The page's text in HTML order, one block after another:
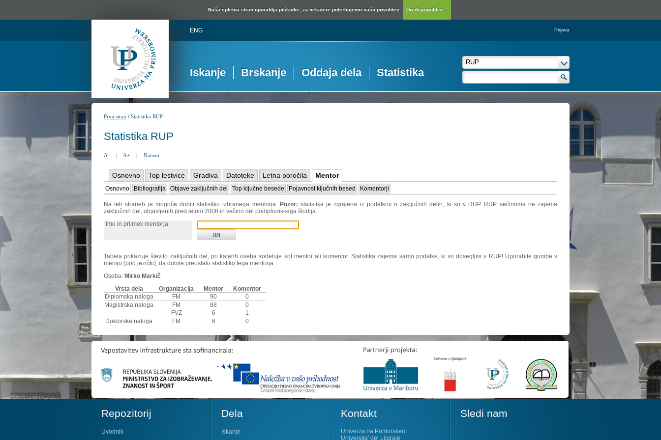
Naša spletna stran uporablja piškotke, za nekatere potrebujemo vašo privolitev. Uredi privolitev...
ENG Prijava
Iskanje Brskanje Oddaja dela Statistika
Prva stran /Statistika RUP
Statistika RUP
A- | A+ | Natisni
Osnovno Top lestvice Gradiva Datoteke Letna poročila Mentor
Osnovno Bibliografija Objave zaključnih del Top ključne besede Pojavnost ključnih besed Komentorji
Na teh straneh je mogoče dobiti statistiko izbranega mentorja. Pozor:statistika je zgrajena iz podatkov o zaključnih delih, ki so v RUP. RUP večinoma ne zajema
zaključnih del, objavljenih pred letom 2008 in večino del podiplomskega študija.
Ime in priimek mentorja:
Tabela prikazuje število zaključnih del, pri katerih oseba sodeluje kot mentor ali komentor. Statistika zajema samo podatke, ki so dosegljivi v RUP! Uporabite gumbe v
meniju (pod jezički), da dobite preostalo statistiko tega mentorja.
Oseba: Mirko Markič
Vrsta dela
Organizacija Mentor
Komentor
Diplomska naloga
FM 90
0
Magistrska naloga
FM 88
0
FVZ
6
1
Doktorska naloga
FM 6 0
Repozitorij
Uvodnik
Dela
Iskanje
Kontakt
Univerza na Primorskem
Universita' del Litorale
Sledi nam